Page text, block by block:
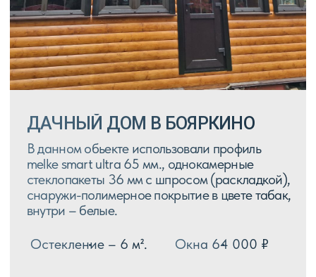
ДОМ ВОСКРЕСЕНСК
В данном пректе использовали профиль
melke evlution 70 мм, в ламинации
снаружи в цвете шоколадно-коричневый,
стеклопакеты двухкамерные 40 мм с
мультифункциональным напылением и
энергосберегающим напылением.
Монтаж 46⦁200 ₽
Окна и двери 290 000 ₽